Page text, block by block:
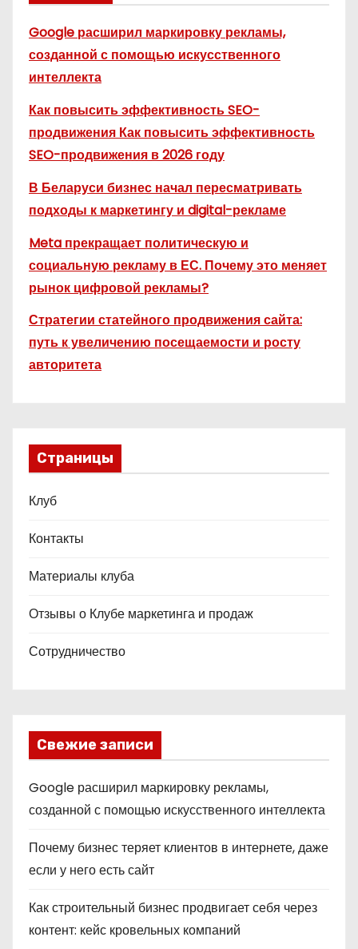
Google расширил маркировку рекламы,
созданной с помощью искусственного
интеллекта
Как повысить эффективность SEO-
продвижения Как повысить эффективность
SEO-продвижения в 2026 году
В Беларуси бизнес начал пересматривать
подходы к маркетингу и digital-рекламе
Meta прекращает политическую и
социальную рекламу в ЕС. Почему это меняет
рынок цифровой рекламы?
Стратегии статейного продвижения сайта:
путь к увеличению посещаемости и росту
авторитета
Страницы
Клуб
Контакты
Материалы клуба
Отзывы о Клубе маркетинга и продаж
Сотрудничество
Свежие записи
Google расширил маркировку рекламы,
созданной с помощью искусственного интеллекта
Почему бизнес теряет клиентов в интернете, даже
если у него есть сайт
Как строительный бизнес продвигает себя через
контент: кейс кровельных компаний